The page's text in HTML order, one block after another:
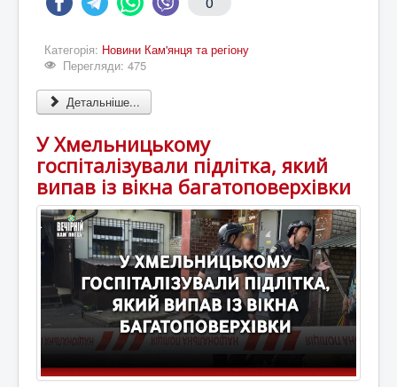
Категорія: Новини Кам'янця та регіону
Перегляди: 475
Детальніше...
У Хмельницькому
госпіталізували підлітка, який
випав із вікна багатоповерхівки